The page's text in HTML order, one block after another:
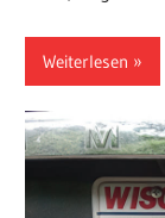
Weiterlesen